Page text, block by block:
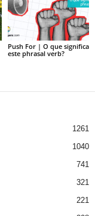
Push For | O que significa
este phrasal verb?
1261
1040
741
321
221